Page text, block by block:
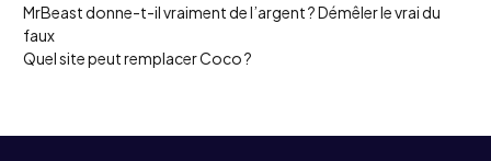
MrBeast donne-t-il vraiment de l’argent ? Démêler le vrai du
faux
Quel site peut remplacer Coco ?